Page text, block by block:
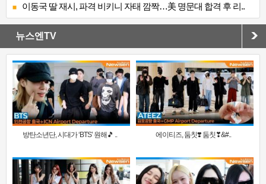
이동국 딸 재시, 파격 비키니 자태 깜짝…美 명문대 합격 후 리..
뉴스엔TV
방탄소년단, 시대가 ‘BTS’ 원해🎵 .. 에이티즈, 둠칫❣️ 둠칫❣&#..